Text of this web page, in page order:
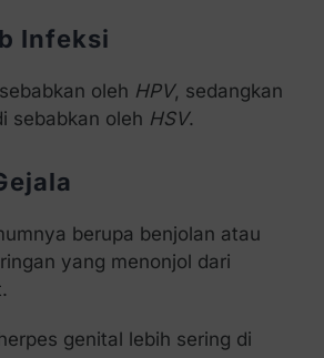
Infeksi
oleh HPV, sedangkan
sebabkan oleh HSV.
berupa benjolan atau
yang menonjol dari
genital lebih sering di